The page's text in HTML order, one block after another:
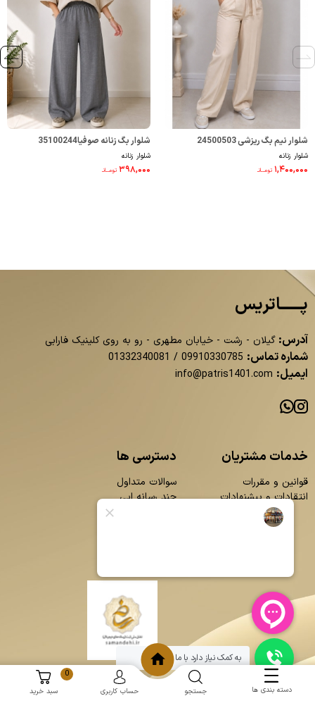
شلوار نیم بگ ریزشی 24500503
شلوار زنانه
۱,۴۰۰,۰۰۰ تومــانـ
شلوار بگ زنانه صوفیا35100244
شلوار زنانه
۳۹۸,۰۰۰ تومــانـ
پــــــاتریس
آدرس: گیلان - رشت - خیابان مطهری - رو به روی کلینیک فارابی
شماره تماس: 09910330785
/
01332340081
ایمیل: info@patris1401.com
خدمات مشتریان
قوانین و مقررات
انتقادات و پیشنهادات
دسترسی ها
سوالات متداول
چند رسانه ایی
دسته بندی ها جستجو حساب کاربری
0
سبد خرید
به کمک نیاز دارد با ما چت کنید